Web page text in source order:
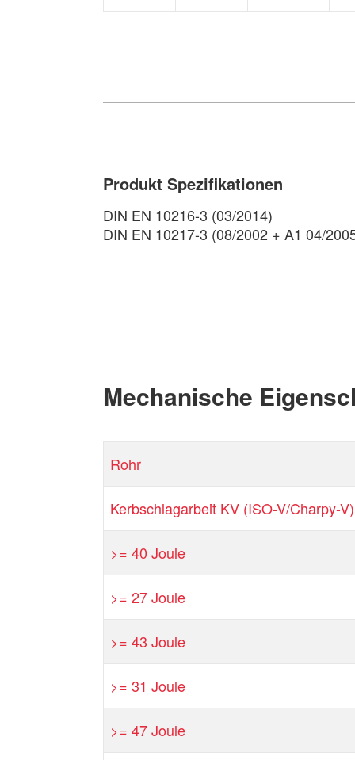
Produkt Spezifikationen
DIN EN 10216-3 (03/2014)
DIN EN 10217-3 (08/2002 + A1 04/
Mechanische
Rohr
Kerbschlagarbeit KV (ISO-V/Charpy-V)
>= 40 Joule
>= 27 Joule
>= 43 Joule
>= 31 Joule
>= 47 Joule